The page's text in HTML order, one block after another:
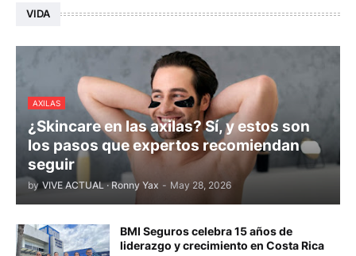
VIDA
AXILAS
¿Skincare en las axilas? Sí, y estos son
los pasos que expertos recomiendan
seguir
by VIVE ACTUAL · Ronny Yax - May 28, 2026
BMI Seguros celebra 15 años de
liderazgo y crecimiento en Costa Rica